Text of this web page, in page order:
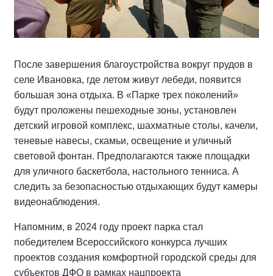
После завершения благоустройства вокруг прудов в
селе Ивановка, где летом живут лебеди, появится
большая зона отдыха. В «Парке трех поколений»
будут проложены пешеходные зоны, установлен
детский игровой комплекс, шахматные столы, качели,
теневые навесы, скамьи, освещение и уличный
световой фонтан. Предполагаются также площадки
для уличного баскетбола, настольного тенниса. А
следить за безопасностью отдыхающих будут камеры
видеонаблюдения.
Напомним, в 2024 году проект парка стал
победителем Всероссийского конкурса лучших
проектов создания комфортной городской среды для
субъектов ДФО в рамках нацпроекта